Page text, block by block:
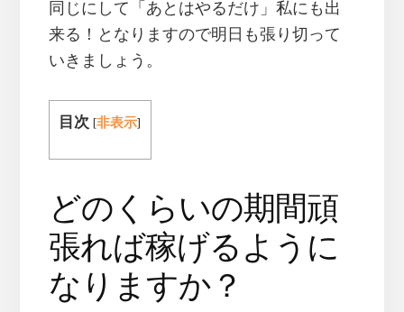
同じにして「あとはやるだけ」私にも出
来る！となりますので明日も張り切って
いきましょう。
目次 [非表示]
どのくらいの期間頑
張れば稼げるように
なりますか？